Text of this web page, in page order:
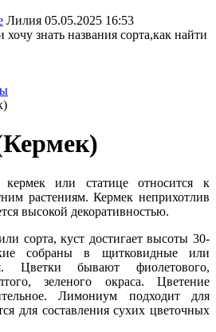
Лилия 05.05.2025 16:53
знать названия сорта,как найти
или статице относится к
растениям. Кермек неприхотлив
высокой декоративностью.
сорта, куст достигает высоты 30-
собраны в щитковидные или
Цветки бывают фиолетового,
зеленого окраса. Цветение
Лимониум подходит для
для составления сухих цветочных